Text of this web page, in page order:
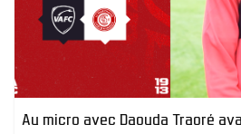
Au micro avec Daouda Traoré